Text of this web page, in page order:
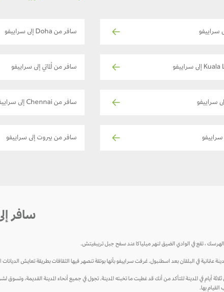
سراييفو سافر من Doha إلى سراييفو
سافر من ألماتي إلى سراييفو
سراييفو سافر من Chennai إلى سراييفو
سافر من بيروت إلى سراييفو
سافر
، تقع في الوادي الضيق لنهر ميلياكا عند سفح جبل تريبفيتش.
عثمانية في البلقان بعد اسطنبول. عُرفت سراييفو بأنها بوتقة تنصهر فيها الثقافات بطريقة تعايش الديانات
أيام في المدينة للتأكد من أنك قد غطيت ما تخبئه المدينة. تجول في جميع أنحاء المدينة القديمة،
بها.